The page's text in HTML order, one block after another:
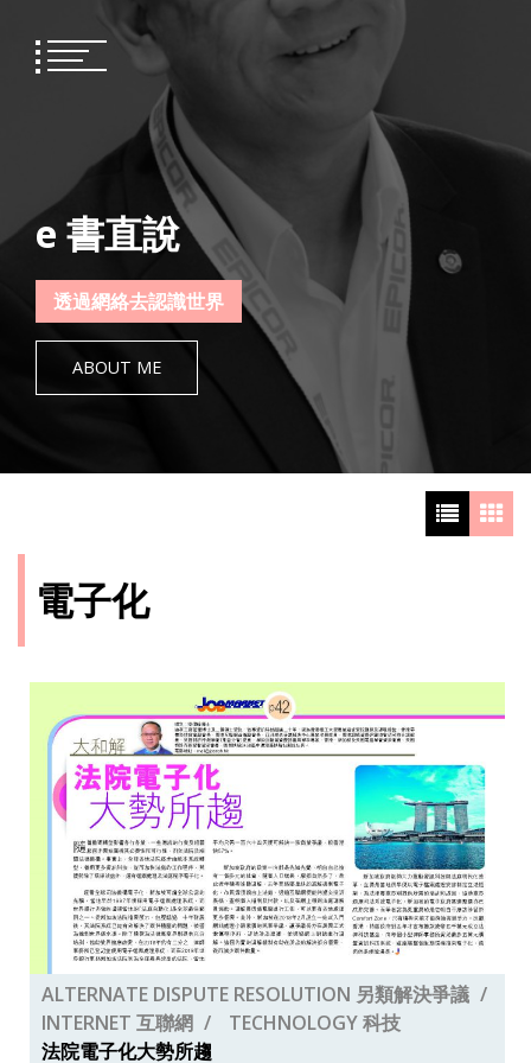
content
e 書直說
透過網絡去認識世界
ABOUT ME
電子化
ALTERNATE DISPUTE RESOLUTION 另類解決爭議
INTERNET 互聯網
TECHNOLOGY 科技
法院電子化大勢所趨